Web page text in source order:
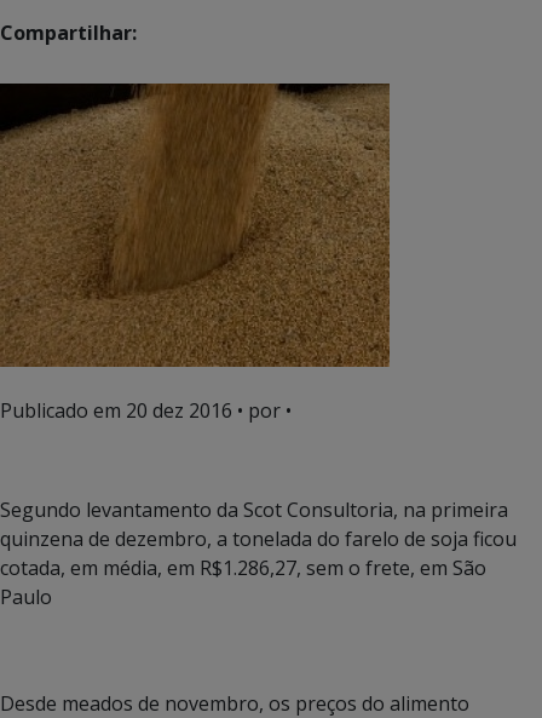
Compartilhar:
Publicado em 20 dez 2016 • por •
Segundo levantamento da Scot Consultoria, na primeira
quinzena de dezembro, a tonelada do farelo de soja ficou
cotada, em média, em R$1.286,27, sem o frete, em São
Paulo
Desde meados de novembro, os preços do alimento